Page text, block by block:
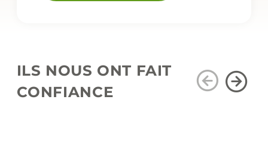
ILS NOUS ONT FAIT
CONFIANCE